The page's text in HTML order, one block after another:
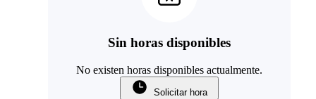
Sin horas disponibles
No existen horas disponibles actualmente.
Solicitar hora